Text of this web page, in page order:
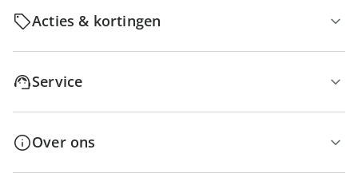
Acties & kortingen
Service
Over ons